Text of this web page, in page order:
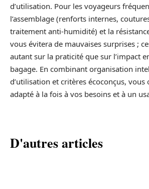
d’utilisation. Pour les voyageurs
l’assemblage (renforts internes,
traitement anti-humidité) et la
vous évitera de mauvaises surprises ;
autant sur la praticité que sur l’impact
bagage. En combinant organisation
d’utilisation et critères écoconçus, vous
adapté à la fois à vos besoins et à un
D'autres articles